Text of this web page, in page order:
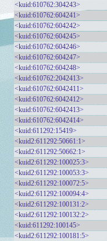
<kuid:610762:304243>
<kuid:610762:604241>
<kuid:610762:604242>
<kuid:610762:604245>
<kuid:610762:604246>
<kuid:610762:604247>
<kuid:610762:604248>
<kuid:610762:2042413>
<kuid:610762:6042411>
<kuid:610762:6042412>
<kuid:610762:6042413>
<kuid:610762:6042414>
<kuid:611292:15419>
<kuid2:611292:50661:1>
<kuid2:611292:50662:1>
<kuid2:611292:100025:3>
<kuid2:611292:100053:3>
<kuid2:611292:100072:5>
<kuid2:611292:100094:4>
<kuid2:611292:100131:2>
<kuid2:611292:100132:2>
<kuid:611292:100145>
<kuid2:611292:100181:5>